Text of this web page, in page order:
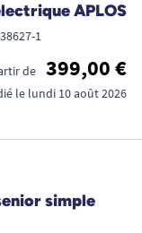
APLOS
1
de 399,00 €
le lundi 10 août 2026
simple